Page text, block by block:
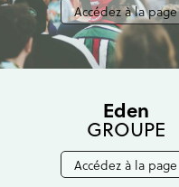
Accédez à la page
Eden
GROUPE
Accédez à la page